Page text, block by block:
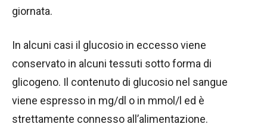
giornata.
In alcuni casi il glucosio in eccesso viene
conservato in alcuni tessuti sotto forma di
glicogeno. Il contenuto di glucosio nel sangue
viene espresso in mg/dl o in mmol/l ed è
strettamente connesso all’alimentazione.